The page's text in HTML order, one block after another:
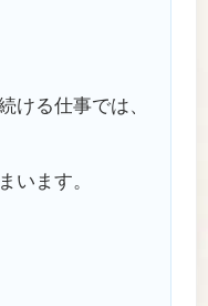
ける仕事では、
います。